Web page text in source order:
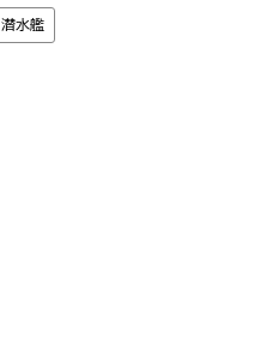
潜水艦